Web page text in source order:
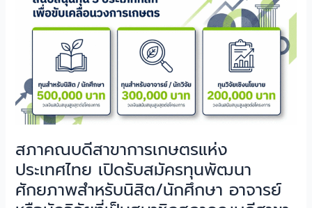
สภาคณบดีสาขาการเกษตรแห่ง
ประเทศไทย เปิดรับสมัครทุนพัฒนา
ศักยภาพสำหรับนิสิต/นักศึกษา อาจารย์
วิจัย
สมาชิก
สภา
คณบดี
การเกษตร
แห่ง
ประเทศไทย